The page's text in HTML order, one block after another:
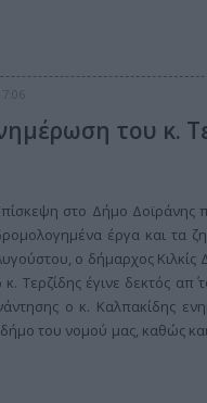
του κ.
στο Δήμο Δοϊράνης
έργα και τα
ο δήμαρχος Κιλκίς
κ. Τερζίδης έγινε δεκτός
ο κ. Καλπακίδης
του νομού μας, καθώς